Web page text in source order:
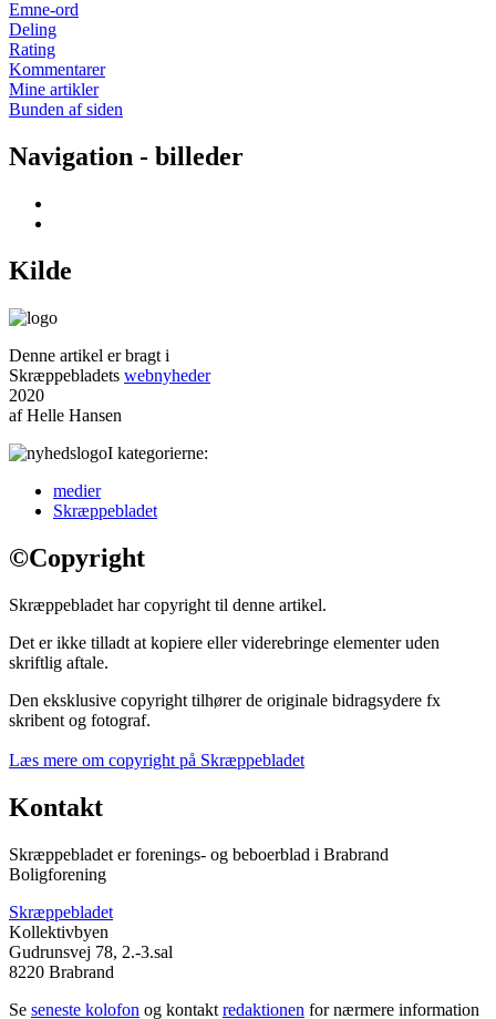
Emne-ord
Deling
Rating
Kommentarer
Mine artikler
Bunden af siden
Navigation - billeder
Kilde
Denne artikel er bragt i
Skræppebladets webnyheder
2020
af Helle Hansen
I kategorierne:
medier
Skræppe­bladet
©Copyright
Skræppebladet har copyright til denne artikel.
Det er ikke tilladt at kopiere eller viderebringe elementer uden
skriftlig aftale.
Den eksklusive copyright tilhører de originale bidragsydere fx
skribent og fotograf.
Læs mere om copyright på Skræppebladet
Kontakt
Skræppebladet er forenings- og beboerblad i Brabrand
Boligforening
Skræppebladet
Kollektivbyen
Gudrunsvej 78, 2.-3.sal
8220 Brabrand
Se seneste kolofon og kontakt redaktionen for nærmere information